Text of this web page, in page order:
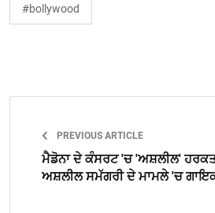
#bollywood
PREVIOUS ARTICLE
ਮੈਡੋਨਾ ਦੇ ਕੰਸਰਟ 'ਚ 'ਅਸ਼ਲੀਲ'
ਅਸ਼ਲੀਲ ਸਮੱਗਰੀ ਦੇ ਮਾਮਲੇ 'ਚ